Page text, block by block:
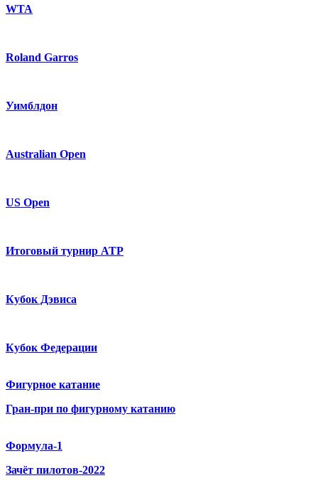
WTA
Roland Garros
Уимблдон
Australian Open
US Open
Итоговый турнир ATP
Кубок Дэвиса
Кубок Федерации
Фигурное катание
Гран-при по фигурному катанию
Формула-1
Зачёт пилотов-2022